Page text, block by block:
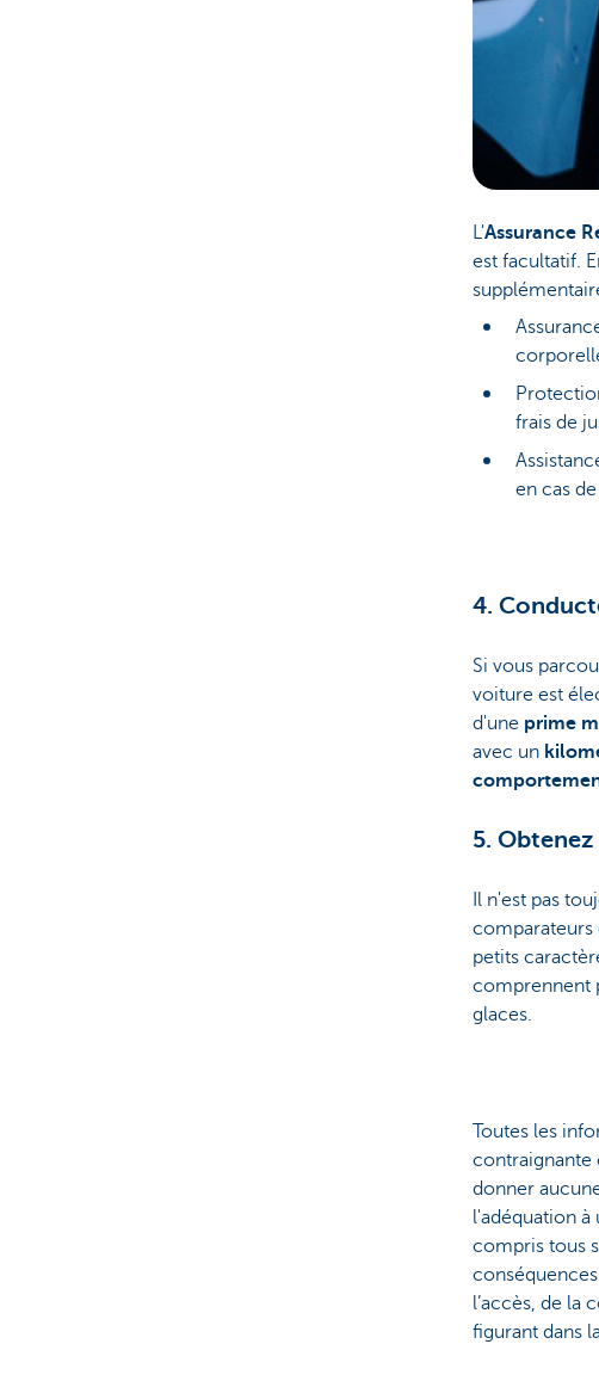
L'Assurance
est facultatif.
frais de
en cas de
4.
Si vous
voiture est
d'une prime
avec un
5.
Il n'est pas
comparateurs
petits
comprennent
glaces.
Toutes les
contraignante
donner
l'adéquation à
compris tous
l’accès, de la
figurant dans